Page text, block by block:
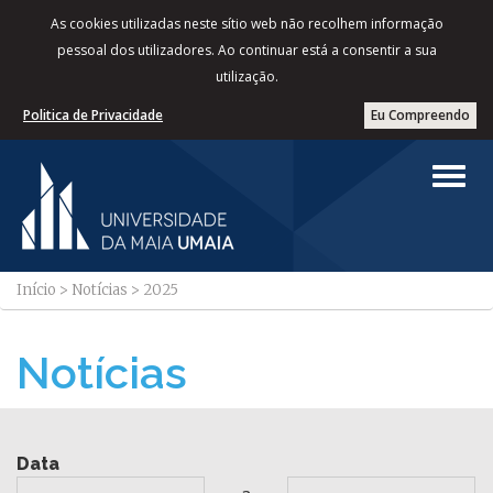
As cookies utilizadas neste sítio web não recolhem informação
pessoal dos utilizadores. Ao continuar está a consentir a sua
utilização.
Eu Compreendo
Politica de Privacidade
Início > Notícias > 2025
Notícias
Data